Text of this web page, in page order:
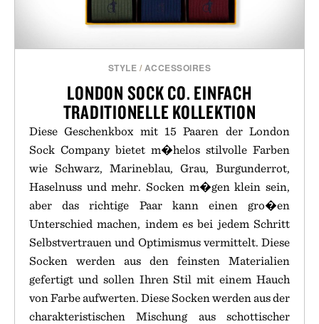
STYLE / ACCESSOIRES
LONDON SOCK CO. EINFACH
TRADITIONELLE KOLLEKTION
Diese Geschenkbox mit 15 Paaren der London
Sock Company bietet m�helos stilvolle Farben
wie Schwarz, Marineblau, Grau, Burgunderrot,
Haselnuss und mehr. Socken m�gen klein sein,
aber das richtige Paar kann einen gro�en
Unterschied machen, indem es bei jedem Schritt
Selbstvertrauen und Optimismus vermittelt. Diese
Socken werden aus den feinsten Materialien
gefertigt und sollen Ihren Stil mit einem Hauch
von Farbe aufwerten. Diese Socken werden aus der
charakteristischen Mischung aus schottischer